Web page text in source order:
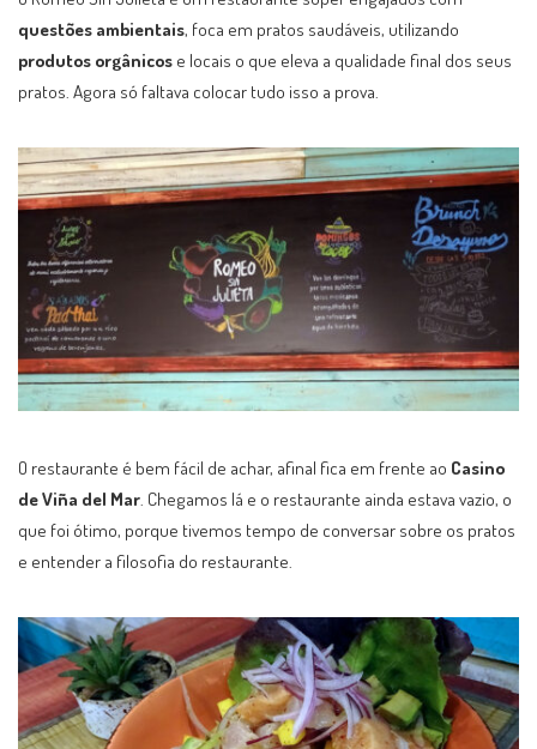
questões ambientais, foca em pratos saudáveis, utilizando
produtos orgânicos e locais o que eleva a qualidade final dos seus
pratos. Agora só faltava colocar tudo isso a prova.
O restaurante é bem fácil de achar, afinal fica em frente ao Casino
de Viña del Mar . Chegamos lá e o restaurante ainda estava vazio, o
que foi ótimo, porque tivemos tempo de conversar sobre os pratos
e entender a filosofia do restaurante.